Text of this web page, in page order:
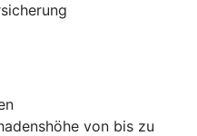
von bis zu